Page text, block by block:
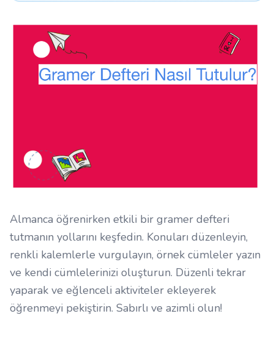
Almanca öğrenirken etkili bir gramer defteri
tutmanın yollarını keşfedin. Konuları düzenleyin,
renkli kalemlerle vurgulayın, örnek cümleler yazın
ve kendi cümlelerinizi oluşturun. Düzenli tekrar
yaparak ve eğlenceli aktiviteler ekleyerek
öğrenmeyi pekiştirin. Sabırlı ve azimli olun!